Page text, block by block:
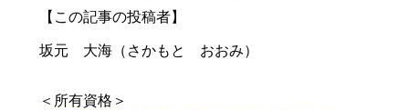
【この記事の投稿者】
坂元 大海（さかもと おおみ）
＜所有資格＞